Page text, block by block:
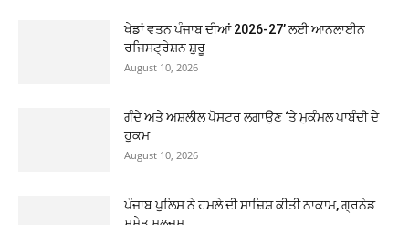
ਖੇਡਾਂ ਵਤਨ ਪੰਜਾਬ ਦੀਆਂ 2026-27’ ਲਈ ਆਨਲਾਈਨ
ਰਜਿਸਟ੍ਰੇਸ਼ਨ ਸ਼ੁਰੂ
August 10, 2026
ਗੰਦੇ ਅਤੇ ਅਸ਼ਲੀਲ ਪੋਸਟਰ ਲਗਾਉਣ ‘ਤੇ ਮੁਕੰਮਲ ਪਾਬੰਦੀ ਦੇ
ਹੁਕਮ
August 10, 2026
ਪੰਜਾਬ ਪੁਲਿਸ ਨੇ ਹਮਲੇ ਦੀ ਸਾਜ਼ਿਸ਼ ਕੀਤੀ ਨਾਕਾਮ, ਗ੍ਰਨੇਡ